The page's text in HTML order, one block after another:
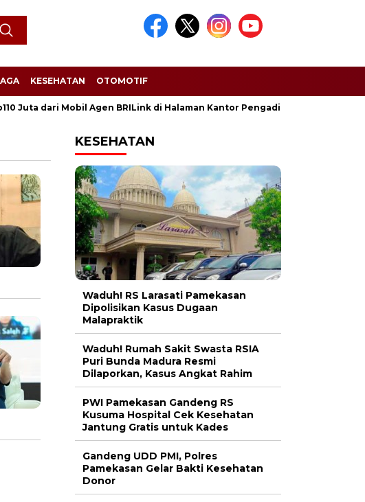
KESEHATAN OTOMOTIF
Juta dari Mobil Agen BRILink di Halaman Kantor Pengadilan Sumenep
KESEHATAN
Waduh! RS Larasati Pamekasan
Dipolisikan Kasus Dugaan
Malapraktik
Waduh! Rumah Sakit Swasta RSIA
Puri Bunda Madura Resmi
Dilaporkan, Kasus Angkat Rahim
PWI Pamekasan Gandeng RS
Kusuma Hospital Cek Kesehatan
Jantung Gratis untuk Kades
Gandeng UDD PMI, Polres
Pamekasan Gelar Bakti Kesehatan
Donor